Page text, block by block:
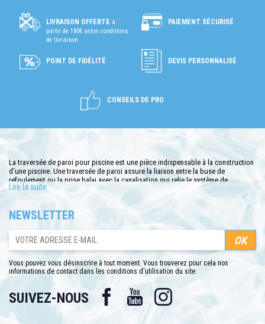
LIVRAISON OFFERTE à
partir de 180€ selon conditions
de livraison
PAIEMENT SÉCURISÉ
POINT DE FIDÉLITÉ DEVIS PERSONNALISÉ
CONSEILS DE PRO
La traversée de paroi pour piscine est une pièce indispensable à la construction
d'une piscine. Une traversée de paroi assure la liaison entre la buse de
refoulement ou la prise balai avec la canalisation qui relie le système de
filtration. Une traversée de paroi piscine permet aussi le raccordement de
certains projecteurs. C-piscine.com vous propose les traversées de paroi du
fabricant Hayward, réputées pour leur grandes solidités. les traversées de paroi
de pîscine hayward sont disponibles dans notre boutique, au meilleur prix.
Lire la suite
NEWSLETTER
Vous pouvez vous désinscrire à tout moment. Vous trouverez pour cela nos
informations de contact dans les conditions d'utilisation du site.
SUIVEZ-NOUS Facebook YouTube